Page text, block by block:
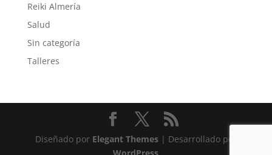
Reiki Almería
Salud
Sin categoría
Talleres
Diseñado por Elegant Themes| Desarrollado por